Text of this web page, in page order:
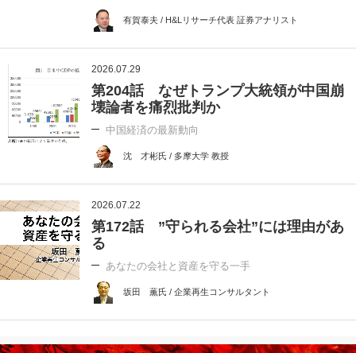
有賀泰夫 / H&Lリサーチ代表 証券アナリスト
2026.07.29
第204話 なぜトランプ大統領が中国崩
壊論者を痛烈批判か
中国経済の最新動向
沈 才彬氏 / 多摩大学 教授
2026.07.22
第172話 ”守られる会社”には理由があ
る
あなたの会社と資産を守る一手
坂田 薫氏 / 企業再生コンサルタント